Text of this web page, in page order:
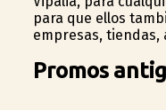
para que ellos
empresas, tiendas,
Promos